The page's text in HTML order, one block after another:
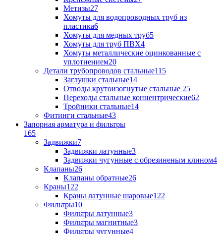
Метизы27
Хомуты для водопроводных труб из
пластика6
Хомуты для медных труб5
Хомуты для труб ПВХ4
Хомуты металлические оцинкованные с
уплотнением20
Детали трубопроводов стальные115
Заглушки стальные14
Отводы крутоизогнутые стальные 25
Переходы стальные концентрические62
Тройники стальные14
Фитинги стальные43
Запорная арматура и фильтры
165
Задвижки7
Задвижки латунные3
Задвижки чугунные с обрезиненым клином4
Клапаны26
Клапаны обратные26
Краны122
Краны латунные шаровые122
Фильтры10
Фильтры латунные3
Фильтры магнитные3
Фильтры чугунные4